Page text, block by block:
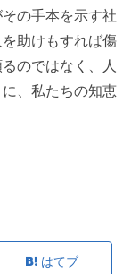
の手本を示す社
助けもすれば傷
のではなく、人
、私たちの知恵
はてブ